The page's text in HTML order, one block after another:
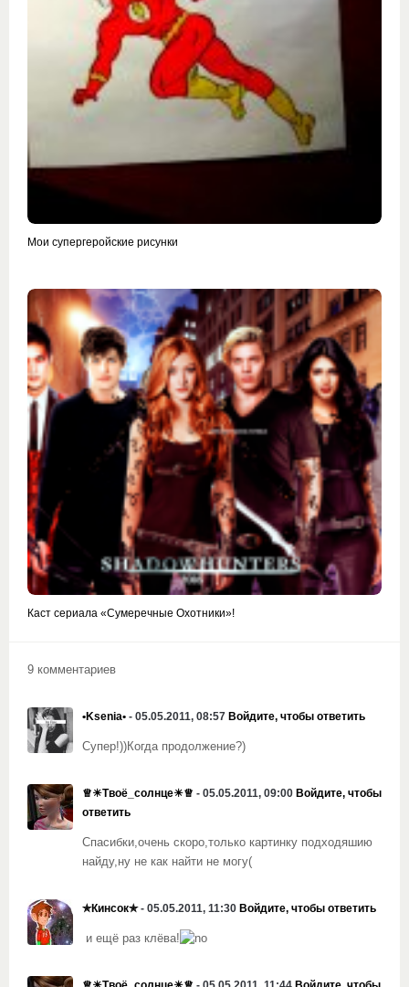
Мои супергеройские рисунки
Каст сериала «Сумеречные Охотники»!
9 комментариев
•Ksenia• - 05.05.2011, 08:57 Войдите, чтобы ответить
Супер!))Когда продолжение?)
♕☀Твоё_солнце☀♕ - 05.05.2011, 09:00 Войдите, чтобы
ответить
Спасибки,очень скоро,только картинку подходяшию
найду,ну не как найти не могу(
✯Кинсок✯- 05.05.2011, 11:30 Войдите, чтобы ответить
и ещё раз клёва!